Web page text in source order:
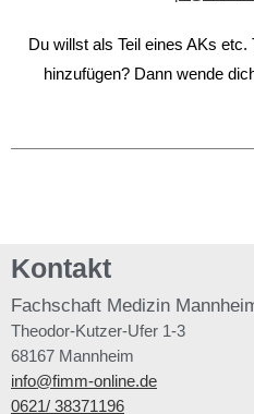
Du willst als Teil eines AKs
hinzufügen? Dann wende
Kontakt
Fachschaft Medizin
Theodor-Kutzer-Ufer 1-3
68167 Mannheim
info@fimm-online.de
0621/ 38371196